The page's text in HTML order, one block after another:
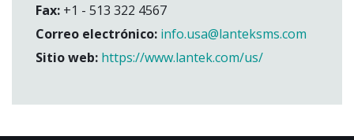
Fax: +1 - 513 322 4567
Correo electrónico: info.usa@lanteksms.com
Sitio web: https://www.lantek.com/us/